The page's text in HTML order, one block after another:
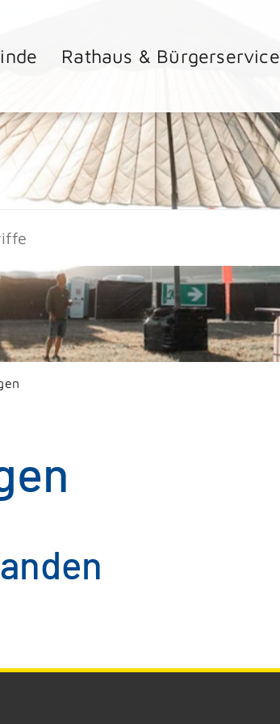
Rathaus & Bürgerservice